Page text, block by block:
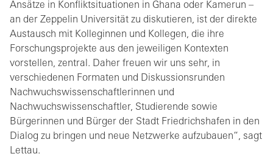
Ansätze in Konfliktsituationen in Ghana oder Kamerun –
an der Zeppelin Universität zu diskutieren, ist der direkte
Austausch mit Kolleginnen und Kollegen, die ihre
Forschungsprojekte aus den jeweiligen Kontexten
vorstellen, zentral. Daher freuen wir uns sehr, in
verschiedenen Formaten und Diskussionsrunden
Nachwuchswissenschaftlerinnen und
Nachwuchswissenschaftler, Studierende sowie
Bürgerinnen und Bürger der Stadt Friedrichshafen in den
Dialog zu bringen und neue Netzwerke aufzubauen“, sagt
Lettau.